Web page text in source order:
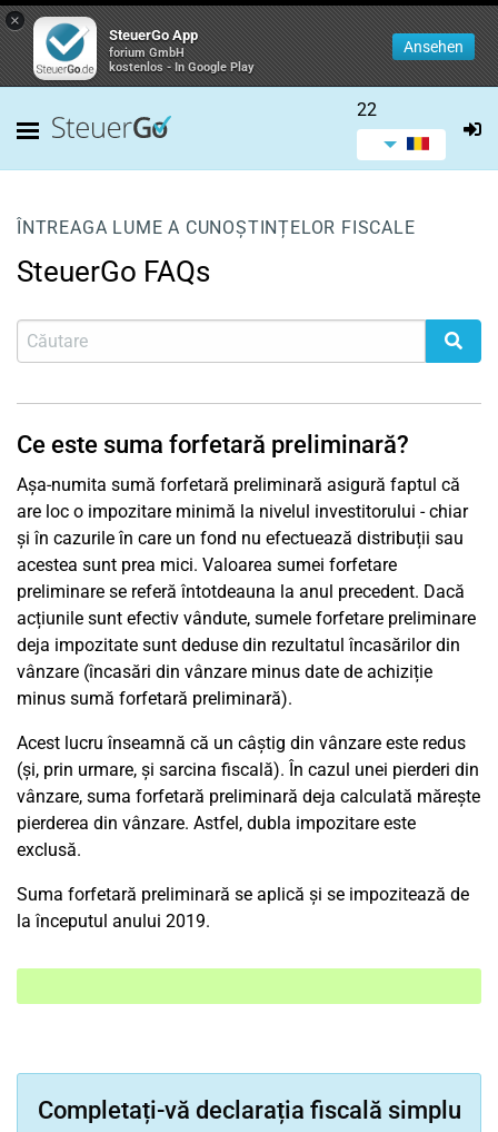
×
SteuerGo App
forium GmbH
kostenlos - In Google Play
Ansehen
22
ÎNTREAGA LUME A CUNOȘTINȚELOR FISCALE
SteuerGo FAQs
Ce este suma forfetară preliminară?
Așa-numita sumă forfetară preliminară asigură faptul că
are loc o impozitare minimă la nivelul investitorului - chiar
și în cazurile în care un fond nu efectuează distribuții sau
acestea sunt prea mici. Valoarea sumei forfetare
preliminare se referă întotdeauna la anul precedent. Dacă
acțiunile sunt efectiv vândute, sumele forfetare preliminare
deja impozitate sunt deduse din rezultatul încasărilor din
vânzare (încasări din vânzare minus date de achiziție
minus sumă forfetară preliminară).
Acest lucru înseamnă că un câștig din vânzare este redus
(și, prin urmare, și sarcina fiscală). În cazul unei pierderi din
vânzare, suma forfetară preliminară deja calculată mărește
pierderea din vânzare. Astfel, dubla impozitare este
exclusă.
Suma forfetară preliminară se aplică și se impozitează de
la începutul anului 2019.
Completați-vă declarația fiscală simplu